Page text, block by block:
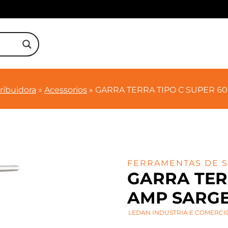
» Acessorios » GARRA TERRA TIPO C SUPER
FERRAMENTAS DE
GARRA
AMP
LEDAN INDUSTRIA E